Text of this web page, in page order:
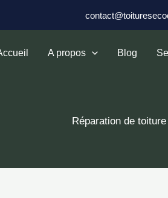
A propos Blog
Réparation de